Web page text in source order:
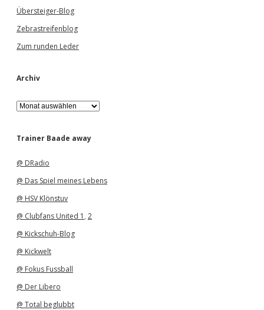
Übersteiger-Blog
Zebrastreifenblog
Zum runden Leder
Archiv
A
r
h
Trainer Baade away
@ DRadio
@ Das Spiel meines Lebens
@ HSV Klönstuv
@ Clubfans United 1 , 2
@ Kickschuh-Blog
@ Kickwelt
@ Fokus Fussball
@ Der Libero
@ Total beglubbt